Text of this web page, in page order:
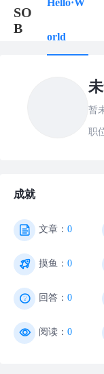
SO
B
Hello·W
orld
暂
职
成就
文章： 0
摸鱼： 0
回答： 0
阅读： 0